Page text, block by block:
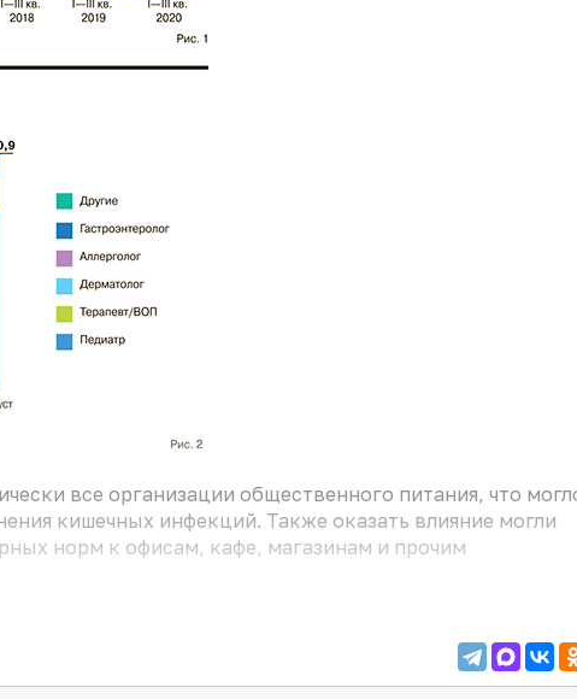
все организации общественного питания, что
кишечных инфекций. Также оказать влияние могли
норм к офисам, кафе, магазинам и прочим